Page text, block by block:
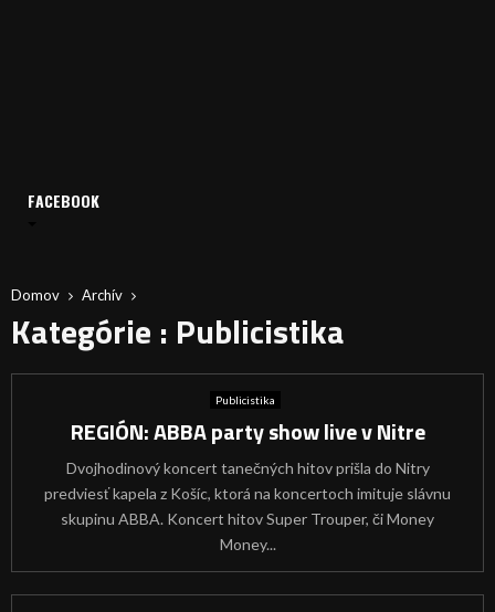
Domov Archív
Kategórie : Publicistika
Publicistika
REGIÓN: ABBA party show live v Nitre
Dvojhodinový koncert tanečných hitov prišla do Nitry
predviesť kapela z Košíc, ktorá na koncertoch imituje slávnu
skupinu ABBA. Koncert hitov Super Trouper, či Money
Money...
FACEBOOK